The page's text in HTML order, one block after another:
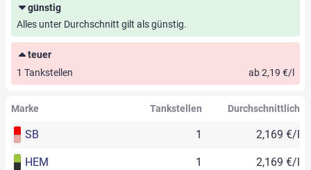
günstig
Alles unter Durchschnitt gilt als günstig.
teuer
1 Tankstellen
ab 2,19 €/l
Marke Tankstellen Durchschnittlich
SB 1 2,169 €/l
HEM 1 2,169 €/l